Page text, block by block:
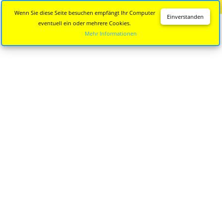
Einverstanden
Wenn Sie diese Seite besuchen empfängt Ihr Computer
eventuell ein oder mehrere Cookies.
Mehr Informationen